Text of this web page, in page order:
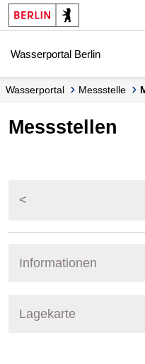
Springe zur Navigation
Springe zum Inhalt
Wasserportal Berlin
Wasserportal Messstelle
Messstellen
Informationen
Lagekarte